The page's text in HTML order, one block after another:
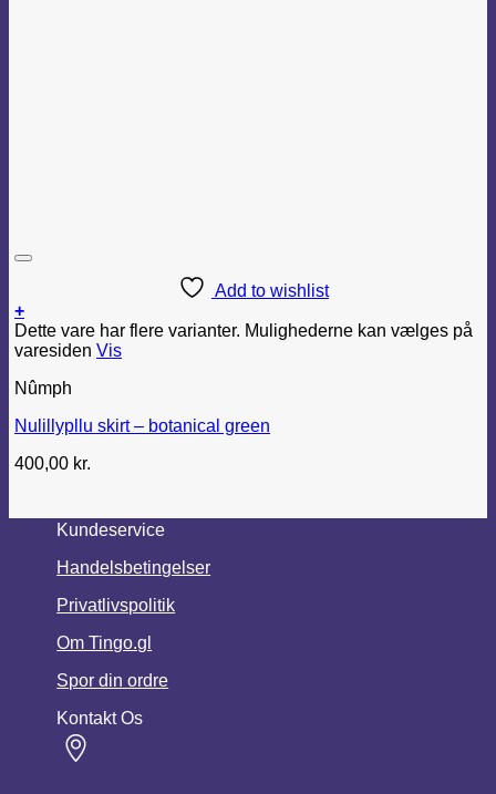
Add to wishlist
+
Dette vare har flere varianter. Mulighederne kan vælges på
varesiden Vis
Nûmph
Nulillypllu skirt – botanical green
400,00 kr.
Kundeservice
Handelsbetingelser
Privatlivspolitik
Om Tingo.gl
Spor din ordre
Kontakt Os